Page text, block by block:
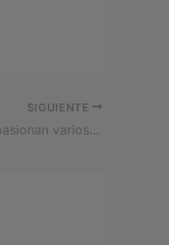
SIGUIENTE
Qué hacer si te apasionan varios temas y querés aplicarlos en tu vida laboral